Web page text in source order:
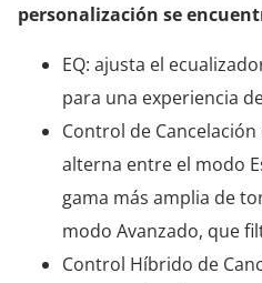
personalización se
EQ: ajusta el
para una experiencia
Control de
alterna entre el modo
gama más amplia de
modo Avanzado, que
Control Híbrido de